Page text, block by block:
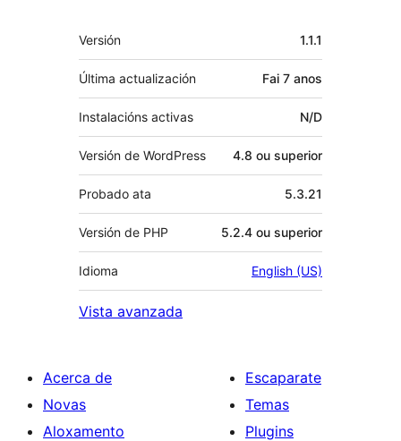
Meta
Versión 1.1.1
Última actualización Fai 7 anos
Instalacións activas N/D
Versión de WordPress 4.8 ou superior
Probado ata 5.3.21
Versión de PHP 5.2.4 ou superior
Idioma English (US)
Vista avanzada
Acerca de
Novas
Aloxamento
Escaparate
Temas
Plugins